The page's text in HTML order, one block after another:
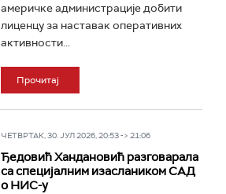
америчке администрације добити
лиценцу за наставак оперативних
активности...
Прочитај
ЧЕТВРТАК, 30. ЈУЛ 2026, 20:53 -> 21:06
Ђедовић Хандановић разговарала
са специјалним изаслаником САД
о НИС-у